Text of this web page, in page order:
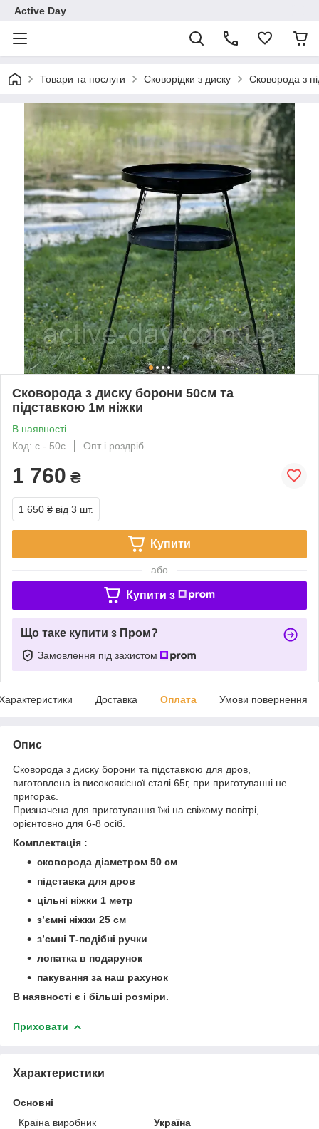
Active Day
Товари та послуги Сковорідки з диску Сковорода з
Сковорода з диску борони 50см та
підставкою 1м ніжки
В наявності
Код: с - 50с
Опт і роздріб
1 760 ₴
1 650 ₴ від 3 шт.
Купити
або
Купити з
Що таке купити з Пром?
Замовлення під захистом
Доставка Оплата Умови повернення
Опис
Сковорода з диску борони та підставкою для дров,
виготовлена із високоякісної сталі 65г, при приготуванні не
пригорає.
Призначена для приготування їжі на свіжому повітрі,
орієнтовно для 6-8 осіб.
Комплектація :
сковорода діаметром 50 см
підставка для дров
цільні ніжки 1 метр
зʼємні ніжки 25 см
зʼємні Т-подібні ручки
лопатка в подарунок
пакування за наш рахунок
В наявності є і більші розміри.
Приховати
Характеристики
Основні
Країна виробник
Україна